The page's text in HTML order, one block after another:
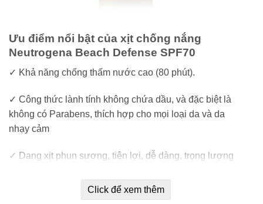
Ưu điểm nổi bật của xịt chống nắng
Neutrogena Beach Defense SPF70
✓ Khả năng chống thấm nước cao (80 phút).
✓ Công thức lành tính không chứa dầu, và đặc biệt là
không có Parabens, thích hợp cho mọi loại da và da
nhạy cảm
✓ Dạng xịt phun sương, tiện lợi, dễ dàng, trọng lượng
✓ Không bị trôi bởi mồ hôi.
Click để xem thêm